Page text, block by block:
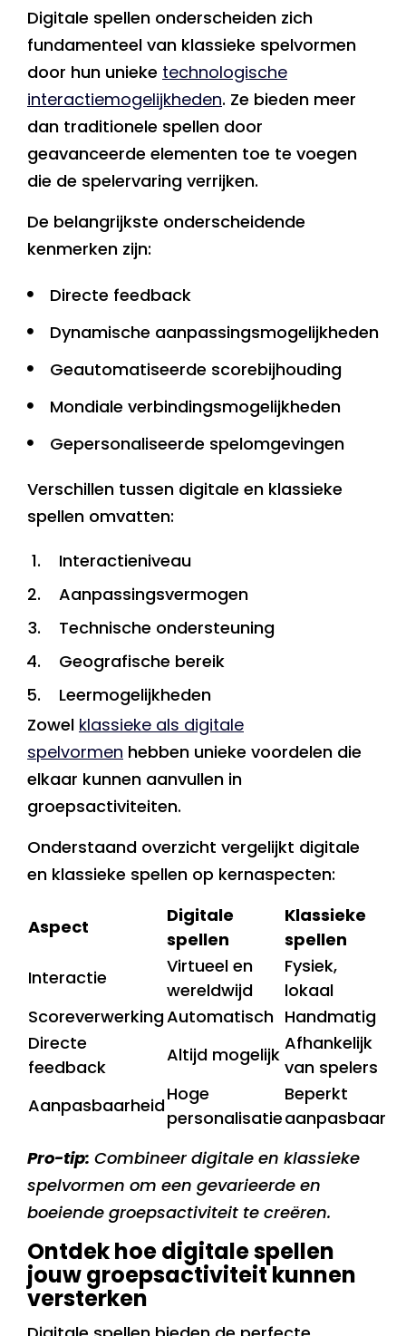
Digitale spellen onderscheiden zich
fundamenteel van klassieke spelvormen
door hun unieke technologische
interactiemogelijkheden. Ze bieden meer
dan traditionele spellen door
geavanceerde elementen toe te voegen
die de spelervaring verrijken.
De belangrijkste onderscheidende
kenmerken zijn:
Directe feedback
Dynamische aanpassingsmogelijkheden
Geautomatiseerde scorebijhouding
Mondiale verbindingsmogelijkheden
Gepersonaliseerde spelomgevingen
Verschillen tussen digitale en klassieke
spellen omvatten:
Interactieniveau
Aanpassingsvermogen
Technische ondersteuning
Geografische bereik
Leermogelijkheden
Zowel klassieke als digitale
spelvormen hebben unieke voordelen die
elkaar kunnen aanvullen in
groepsactiviteiten.
Onderstaand overzicht vergelijkt digitale
en klassieke spellen op kernaspecten:
Aspect
Digitale
spellen
Klassieke
spellen
Interactie
Virtueel en
wereldwijd
Fysiek,
lokaal
ScoreverwerkingAutomatisch Handmatig
Directe
feedback
Altijd mogelijk
Afhankelijk
van spelers
Aanpasbaarheid
Hoge
personalisatie
Beperkt
aanpasbaar
Pro-tip: Combineer digitale en klassieke
spelvormen om een gevarieerde en
boeiende groepsactiviteit te creëren.
Ontdek hoe digitale spellen
jouw groepsactiviteit kunnen
versterken